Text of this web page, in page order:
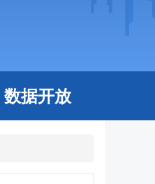
数据开放